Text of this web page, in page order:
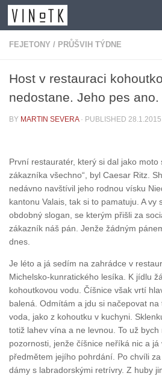
Skip to content
FEJETONY / PRŮŠVIH TÝDNE
Host v restauraci
nedostane. Jeho pes ano.
BY MARTIN SEVERA · PUBLISHED 28.1.2015
První restauratér, který si dal jako moto
zákazníka všechno“, byl Caesar Ritz.
nedávno navštívil jeho rodnou vísku
kantonu Valais, tak si to pamatuju. A vy
obdobný slogan, se kterým přišli za
zákazník náš pán. Jenže žádným
dnes.
Je léto a já sedím na zahrádce v
Michelsko-kunratického lesíka. K jídlu
kohoutkovou vodu. Číšnice však vrtí
balená. Odmítám a jdu si načepovat
voda, jako z kohoutku v kuchyni.
totiž lahev vína a ne levnou. To už
pozornosti, jenže číšnice neříká nic a
předmětem jejího pohrdání. Po chvíli
dámy s labradorskými retrívry. Z huby